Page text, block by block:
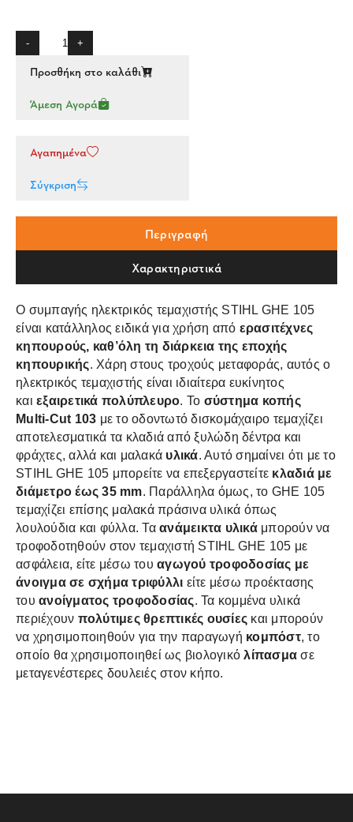
- +
Προσθήκη στο καλάθι
Άμεση Αγορά
Αγαπημένα
Σύγκριση
Περιγραφή
Χαρακτηριστικά
Ο συμπαγής ηλεκτρικός τεμαχιστής STIHL GHE 105
είναι κατάλληλος ειδικά για χρήση από ερασιτέχνες
κηπουρούς, καθ’όλη τη διάρκεια της εποχής
κηπουρικής. Χάρη στους τροχούς μεταφοράς, αυτός ο
ηλεκτρικός τεμαχιστής είναι ιδιαίτερα ευκίνητος
και εξαιρετικά πολύπλευρο. Το σύστημα κοπής
Multi-Cut 103 με το οδοντωτό δισκομάχαιρο τεμαχίζει
αποτελεσματικά τα κλαδιά από ξυλώδη δέντρα και
φράχτες, αλλά και μαλακά υλικά. Αυτό σημαίνει ότι με το
STIHL GHE 105 μπορείτε να επεξεργαστείτε κλαδιά με
διάμετρο έως 35 mm. Παράλληλα όμως, το GHE 105
τεμαχίζει επίσης μαλακά πράσινα υλικά όπως
λουλούδια και φύλλα. Τα ανάμεικτα υλικά μπορούν να
τροφοδοτηθούν στον τεμαχιστή STIHL GHE 105 με
ασφάλεια, είτε μέσω του αγωγού τροφοδοσίας με
άνοιγμα σε σχήμα τριφύλλι είτε μέσω προέκτασης
του ανοίγματος τροφοδοσίας. Τα κομμένα υλικά
περιέχουν πολύτιμες θρεπτικές ουσίες και μπορούν
να χρησιμοποιηθούν για την παραγωγή κομπόστ, το
οποίο θα χρησιμοποιηθεί ως βιολογικό λίπασμα σε
μεταγενέστερες δουλειές στον κήπο.